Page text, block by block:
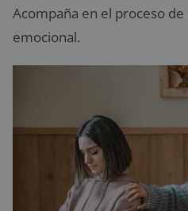
Acompaña en el proceso
emocional.